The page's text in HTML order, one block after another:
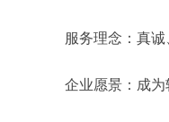
服务理念：真
企业愿景：成